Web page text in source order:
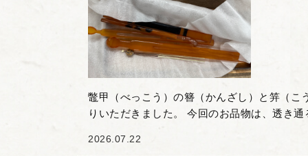
鼈甲（べっこう）の簪（かんざし）と笄（こ
りいただきました。 今回のお品物は、透き
う）」が用いられた...
2026.07.22